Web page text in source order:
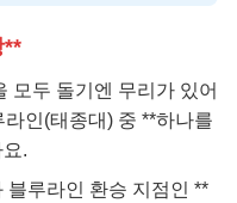
**
모두 돌기엔 무리가 있어
인(태종대) 중 **하나를
.
블루라인 환승 지점인 **